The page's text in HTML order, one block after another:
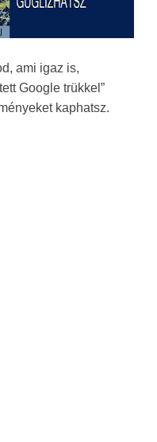
ami igaz is,
Google trükkel”
kaphatsz.